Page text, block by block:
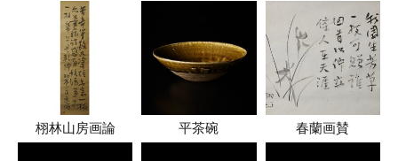
栩林山房画論 平茶碗 春蘭画賛